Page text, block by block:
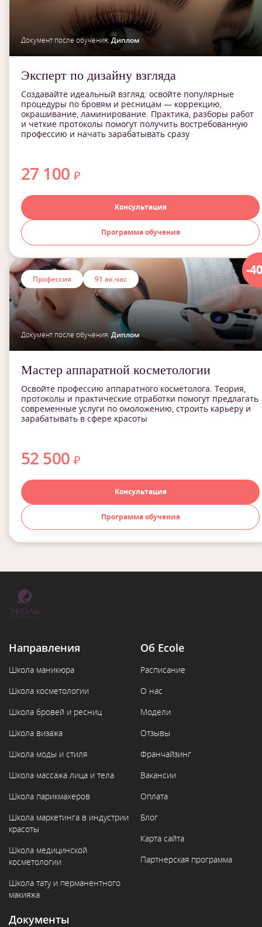
Документ после обучения:Диплом
Эксперт по дизайну взгляда
Создавайте идеальный взгляд: освойте популярные
процедуры по бровям и ресницам — коррекцию,
окрашивание, ламинирование. Практика, разборы работ
и четкие протоколы помогут получить востребованную
профессию и начать зарабатывать сразу
27 100₽
Консультация
Программа обучения
-
Профессия 91 ак.час
Документ после обучения: Диплом
Мастер аппаратной косметологии
Освойте профессию аппаратного косметолога. Теория,
протоколы и практические отработки помогут предлагать
современные услуги по омоложению, строить карьеру и
зарабатывать в сфере красоты
52 500₽
Консультация
Программа обучения
Направления
Школа маникюра
Школа косметологии
Школа бровей и ресниц
Школа визажа
Школа моды и стиля
Школа массажа лица и тела
Школа парикмахеров
Школа маркетинга в индустрии
красоты
Школа медицинской
косметологии
Школа тату и перманентного
макияжа
Об Ecole
Расписание
О нас
Модели
Отзывы
Франчайзинг
Вакансии
Оплата
Блог
Карта сайта
Партнерская программа
Документы